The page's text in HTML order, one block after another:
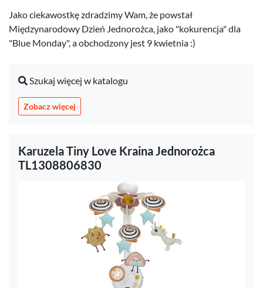
Jako ciekawostkę zdradzimy Wam, że powstał
Międzynarodowy Dzień Jednorożca, jako "kokurencja" dla
"Blue Monday", a obchodzony jest 9 kwietnia :)
Szukaj więcej w katalogu
Zobacz więcej
Karuzela Tiny Love Kraina Jednorożca
TL1308806830